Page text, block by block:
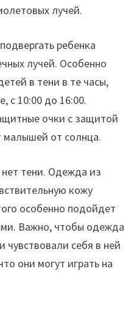
лучей.
ребенка
лучей. Особенно
в тени в те часы,
с 10:00 до 16:00.
очки с защитой
малышей от солнца.
тени. Одежда из
кожу
особенно подойдет
Важно, чтобы одежда
себя в ней
они могут играть на